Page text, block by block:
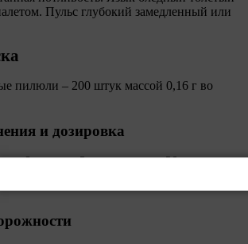
Пульс глубокий замедленный или
пилюли – 200 штук массой 0,16 г во
и дозировка
8 пилюль 3 раза в день за 30 минут до
кипяченой водой, либо по назначению